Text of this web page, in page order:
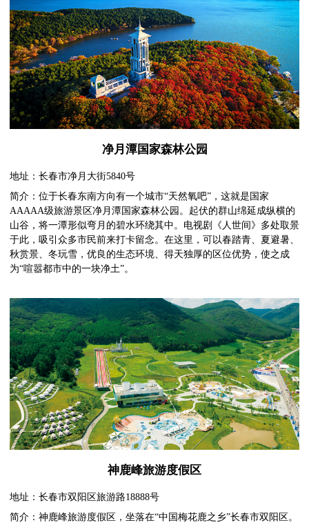
净月潭国家森林公园
地址：长春市净月大街5840号
简介：位于长春东南方向有一个城市“天然氧吧”，这就是国家
AAAAA级旅游景区净月潭国家森林公园。起伏的群山绵延成纵横的
山谷，将一潭形似弯月的碧水环绕其中。电视剧《人世间》多处取景
于此，吸引众多市民前来打卡留念。在这里，可以春踏青、夏避暑、
秋赏景、冬玩雪，优良的生态环境、得天独厚的区位优势，使之成
为“喧嚣都市中的一块净土”。
神鹿峰旅游度假区
地址：长春市双阳区旅游路18888号
简介：神鹿峰旅游度假区，坐落在“中国梅花鹿之乡”长春市双阳区。